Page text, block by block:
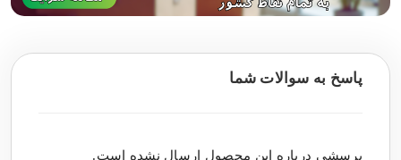
پاسخ به سوالات شما
پرسشی درباره این محصول ارسال نشده است.